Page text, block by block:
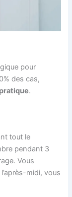
pour
des cas,
.
tout le
pendant 3
Vous
midi, vous